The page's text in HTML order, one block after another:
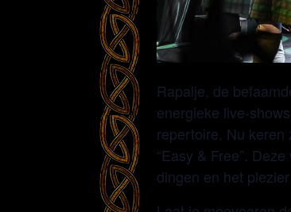
Rapalje, de
energieke live-
repertoire. Nu keren
“Easy & Free”.
dingen en het